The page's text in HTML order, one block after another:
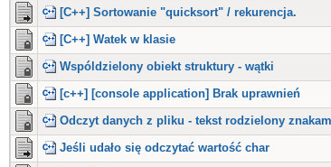
[C++] Sortowanie "quicksort" / rekurencja.
[C++] Watek w klasie
Wspóldzielony obiekt struktury - wątki
[c++] [console application] Brak uprawnień
Odczyt danych z pliku - tekst rodzielony
Jeśli udało się odczytać wartość char